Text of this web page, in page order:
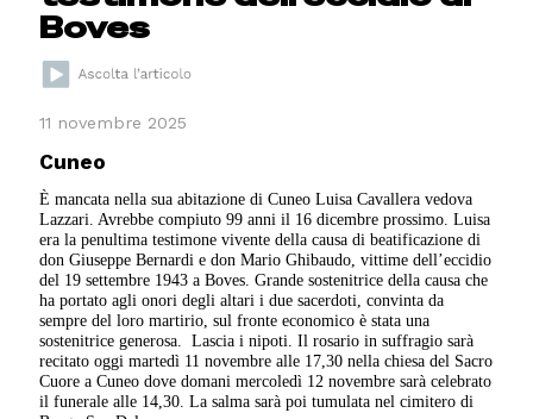
Boves
11 novembre 2025
Cuneo
È mancata nella sua abitazione di Cuneo Luisa Cavallera vedova
Lazzari. Avrebbe compiuto 99 anni il 16 dicembre prossimo. Luisa
era la penultima testimone vivente della causa di beatificazione di
don Giuseppe Bernardi e don Mario Ghibaudo, vittime dell’eccidio
del 19 settembre 1943 a Boves. Grande sostenitrice della causa che
ha portato agli onori degli altari i due sacerdoti, convinta da
sempre del loro martirio, sul fronte economico è stata una
sostenitrice generosa. Lascia i nipoti. Il rosario in suffragio sarà
recitato oggi martedì 11 novembre alle 17,30 nella chiesa del Sacro
Cuore a Cuneo dove domani mercoledì 12 novembre sarà celebrato
il funerale alle 14,30. La salma sarà poi tumulata nel cimitero di